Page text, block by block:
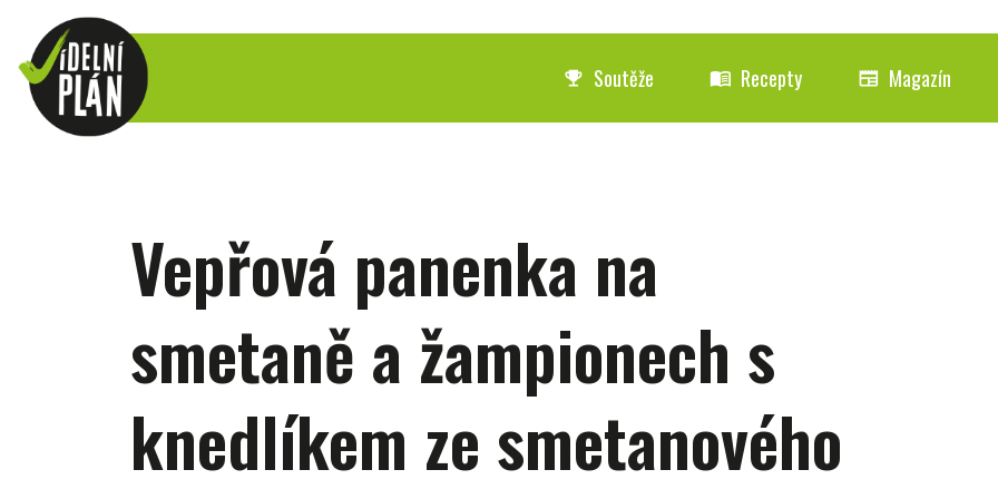
emoji_events Soutěže menu_book Recepty newspaper Magazín
Vepřová panenka na
smetaně a žampionech s
knedlíkem ze smetanového